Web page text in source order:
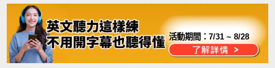
活動期間：7/31 ~ 8/28